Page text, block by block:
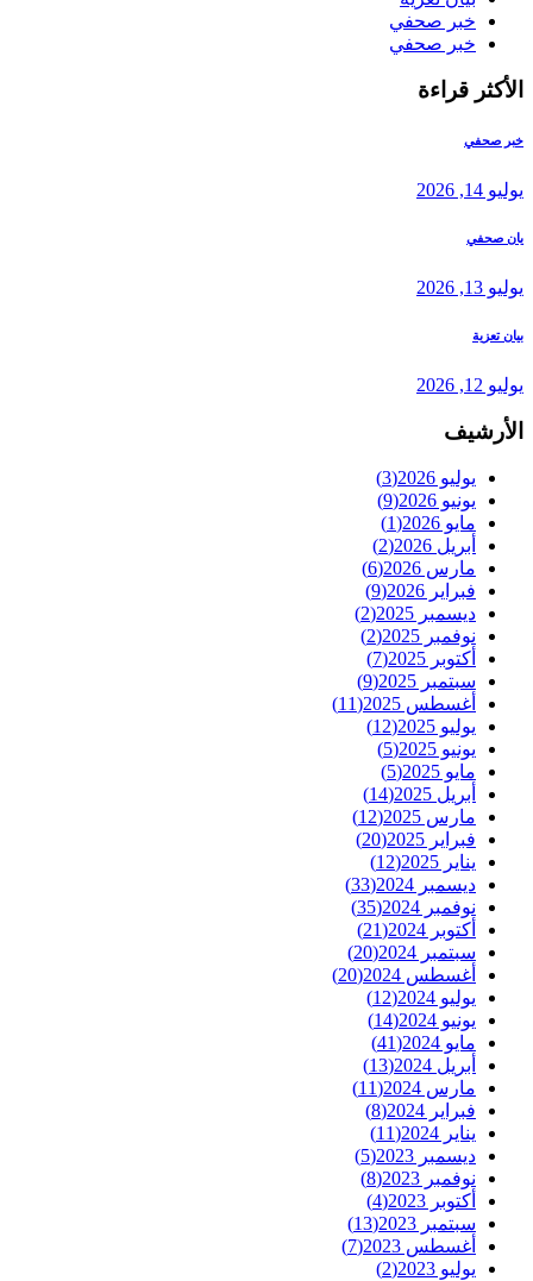
خبر صحفي
خبر صحفي
الأكثر قراءة
خبر صحفي
يوليو 14, 2026
يان صحفي
يوليو 13, 2026
بيان تعزية
يوليو 12, 2026
الأرشيف
يوليو 2026
(3)
يونيو 2026
(9)
مايو 2026
(1)
أبريل 2026
(2)
مارس 2026
(6)
فبراير 2026
(9)
ديسمبر 2025
(2)
نوفمبر 2025
(2)
أكتوبر 2025
(7)
سبتمبر 2025
(9)
أغسطس 2025
(11)
يوليو 2025
(12)
يونيو 2025
(5)
مايو 2025
(5)
أبريل 2025
(14)
مارس 2025
(12)
فبراير 2025
(20)
يناير 2025
(12)
ديسمبر 2024
(33)
نوفمبر 2024
(35)
أكتوبر 2024
(21)
سبتمبر 2024
(20)
أغسطس 2024
(20)
يوليو 2024
(12)
يونيو 2024
(14)
مايو 2024
(41)
أبريل 2024
(13)
مارس 2024
(11)
فبراير 2024
(8)
يناير 2024
(11)
ديسمبر 2023
(5)
نوفمبر 2023
(8)
أكتوبر 2023
(4)
سبتمبر 2023
(13)
أغسطس 2023
(7)
يوليو 2023
(2)